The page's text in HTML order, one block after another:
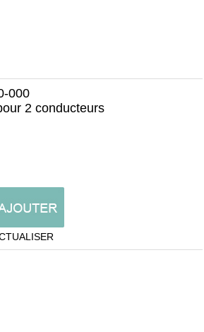
000
2 conducteurs